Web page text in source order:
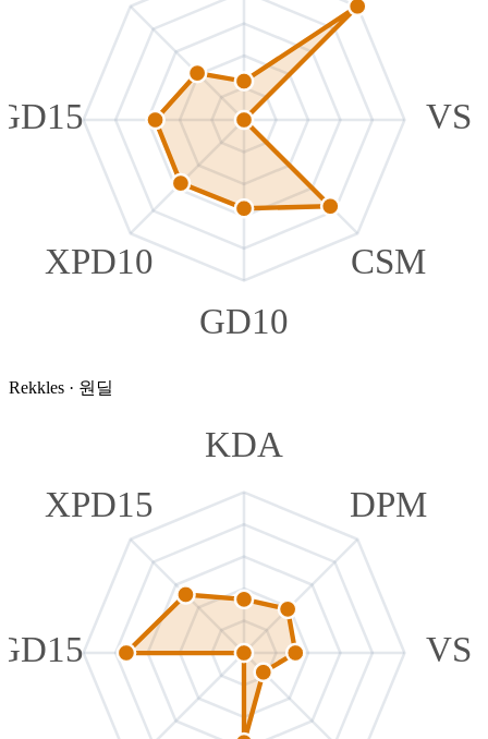
VS
CSM
GD10
XPD10
Rekkles · 원딜
KDA
DPM
VS
XPD15